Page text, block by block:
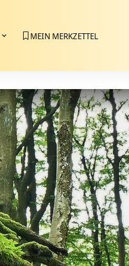
MEIN MERKZETTEL